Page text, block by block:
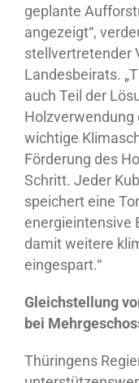
geplante
angezeigt“,
stellvertretender
Landesbeirats.
auch Teil der
Holzverwendung
wichtige
Förderung des
Schritt. Jeder
speichert eine
energieintensive
damit weitere
eingespart.“
Gleichstellung
bei
Thüringens